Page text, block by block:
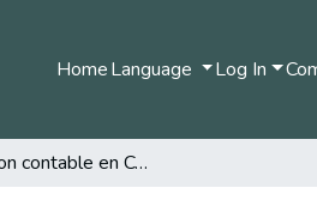
HomeLanguage Log In
La educacion contable en Colombia